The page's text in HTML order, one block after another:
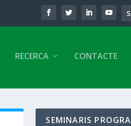
RECERCA CONTACTE
SEMINARIS